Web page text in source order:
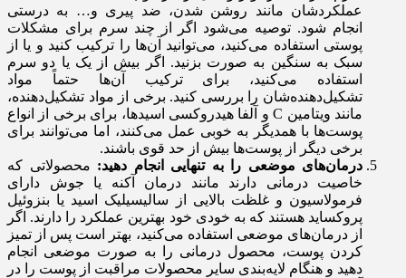
عملکردشان مانند روشن شدن، ضد پیری و… به درستی
انجام شود. توصیه می‌شود اگر از چند سرم برای مشکلات
پوستی استفاده می‌کنید، می‌توانید آن‌ها را ترکیب کنید و یا از
سبک به سنگین به صورت بزنید. اگر بیش از یک یا دو سرم
استفاده می‌کنید، برای ترکیب آن‌ها حتماً مواد
تشکیل‌دهنده‌شان را بررسی کنید. برخی از مواد تشکیل‌دهنده،
مانند ویتامین C و آلفا هیدروکسی اسیدها، برای برخی از انواع
پوست‌ها با همدیگر به خوبی عمل می‌کنند، اما می‌توانند برای
برخی دیگر از پوست‌ها بیش از حد قوی باشند.
درمان‌های موضعی را به تنهایی انجام دهید: محصولاتی که
خاصیت درمانی دارند مانند درمان آکنه یا جوش دارای
فرمولاسیون و غلظت بالایی از سالیسیلیک اسید یا بنزوئیل
پروکساید هستند که به خودی خود بهترین عملکرد را دارند. اگر
از درمان‌های موضعی استفاده می‌کنید، بهتر است پس از تمیز
کردن پوست، محصول درمانی را به صورت موضعی انجام
دهید و هنگام لایه‌بندی سایر محصولات مراقبت از پوست را در